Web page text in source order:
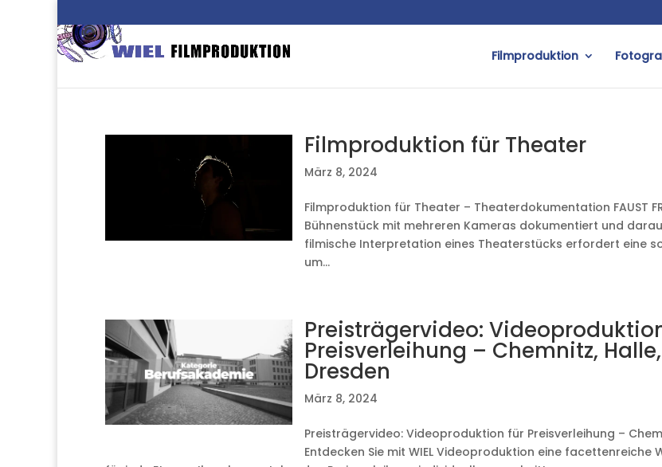
Filmproduktion
Filmproduktion für Theater
März 8, 2024
Filmproduktion für Theater – Theaterdokumentation FAUST
Bühnenstück mit mehreren Kameras dokumentiert und
filmische Interpretation eines Theaterstücks erfordert eine
um...
Preisträgervideo:
Preisverleihung – Chemnitz,
Dresden
März 8, 2024
Preisträgervideo: Videoproduktion für Preisverleihung –
Entdecken Sie mit WIEL Videoproduktion eine facettenreiche